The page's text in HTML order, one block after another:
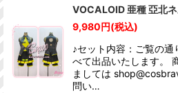
VOCALOID 亜種 亞北
9,980円(税込)
♪セット内容：ご覧の
べて出品いたします。
ましては
問い…